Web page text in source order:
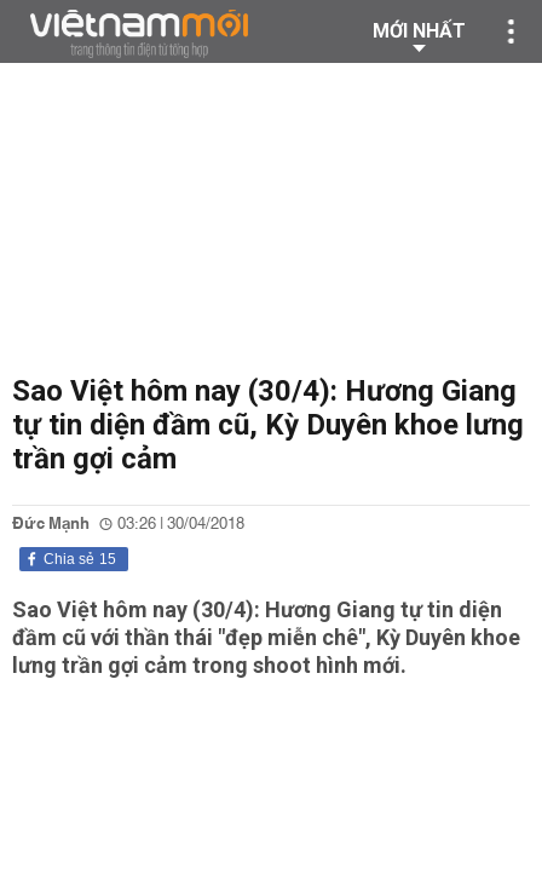
MỚI NHẤT
Sao Việt hôm nay (30/4): Hương Giang
tự tin diện đầm cũ, Kỳ Duyên khoe lưng
trần gợi cảm
Đức Mạnh 03:26 | 30/04/2018
15
Chia sẻ
Sao Việt hôm nay (30/4): Hương Giang tự tin diện
đầm cũ với thần thái "đẹp miễn chê", Kỳ Duyên khoe
lưng trần gợi cảm trong shoot hình mới.